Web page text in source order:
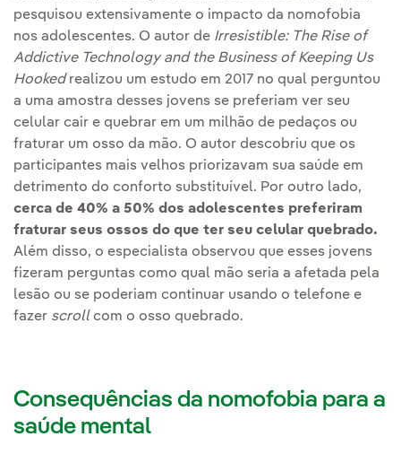
pesquisou extensivamente o impacto da nomofobia
nos adolescentes. O autor de Irresistible: The Rise of
Addictive Technology and the Business of Keeping Us
Hookedrealizou um estudo em 2017 no qual perguntou
a uma amostra desses jovens se preferiam ver seu
celular cair e quebrar em um milhão de pedaços ou
fraturar um osso da mão. O autor descobriu que os
participantes mais velhos priorizavam sua saúde em
detrimento do conforto substituível. Por outro lado,
cerca de 40% a 50% dos adolescentes preferiram
fraturar seus ossos do que ter seu celular quebrado.
Além disso, o especialista observou que esses jovens
fizeram perguntas como qual mão seria a afetada pela
lesão ou se poderiam continuar usando o telefone e
fazer scroll com o osso quebrado.
Consequências da nomofobia para a
saúde mental